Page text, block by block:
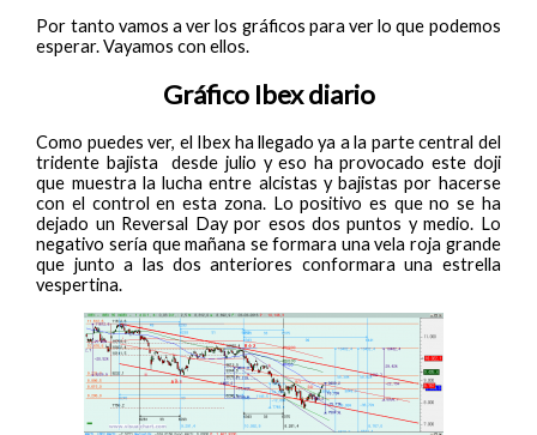
Por tanto vamos a ver los gráficos para ver lo que podemos
esperar. Vayamos con ellos.
Gráfico Ibex diario
Como puedes ver, el Ibex ha llegado ya a la parte central del
tridente bajista desde julio y eso ha provocado este doji
que muestra la lucha entre alcistas y bajistas por hacerse
con el control en esta zona. Lo positivo es que no se ha
dejado un Reversal Day por esos dos puntos y medio. Lo
negativo sería que mañana se formara una vela roja grande
que junto a las dos anteriores conformara una estrella
vespertina.